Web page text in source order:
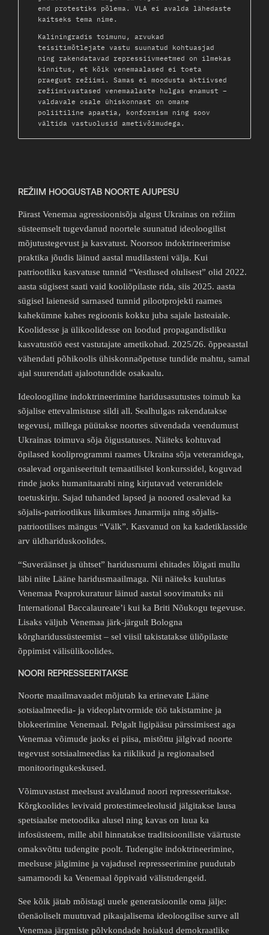
end protestiks põlema. VLA ei avalda lähedaste
kaitseks tema nime.
Kaliningradis toimunu, arvukad
teisitimõtlejate vastu suunatud kohtuasjad
ning rakendatavad repressiivmeetmed on ilmekas
kinnitus, et kõik venemaalased ei toeta
praegust režiimi. Samas ei moodusta aktiivsed
režiimivastased venemaalaste hulgas enamust –
valdavale osale ühiskonnast on omane
poliitiline apaatia, konformism ning soov
vältida vastuolusid ametivõimudega.
REŽIIM HOOGUSTAB NOORTE AJUPESU
Pärast Venemaa agressioonisõja algust Ukrainas on režiim
süsteemselt tugevdanud noortele suunatud ideoloogilist
mõjutustegevust ja kasvatust. Noorsoo indoktrineerimise
praktika jõudis läinud aastal mudilasteni välja. Kui
patriootliku kasvatuse tunnid “Vestlused olulisest” olid 2022.
aasta sügisest saati vaid kooliõpilaste rida, siis 2025. aasta
sügisel laienesid sarnased tunnid pilootprojekti raames
kahekümne kahes regioonis kokku juba sajale lasteaiale.
Koolidesse ja ülikoolidesse on loodud propagandistliku
kasvatustöö eest vastutajate ametikohad. 2025/26. õppeaastal
vähendati põhikoolis ühiskonnaõpetuse tundide mahtu, samal
ajal suurendati ajalootundide osakaalu.
Ideoloogiline indoktrineerimine haridusasutustes toimub ka
sõjalise ettevalmistuse sildi all. Sealhulgas rakendatakse
tegevusi, millega püütakse noortes süvendada veendumust
Ukrainas toimuva sõja õigustatuses. Näiteks kohtuvad
õpilased kooliprogrammi raames Ukraina sõja veteranidega,
osalevad organiseeritult temaatilistel konkurssidel, koguvad
rinde jaoks humanitaarabi ning kirjutavad veteranidele
toetuskirju. Sajad tuhanded lapsed ja noored osalevad ka
sõjalis-patriootlikus liikumises Junarmija ning sõjalis-
patriootilises mängus “Välk”. Kasvanud on ka kadetiklasside
arv üldhariduskoolides.
“Suveräänset ja ühtset” haridusruumi ehitades lõigati mullu
läbi niite Lääne haridusmaailmaga. Nii näiteks kuulutas
Venemaa Peaprokuratuur läinud aastal soovimatuks nii
International Baccalaureate’i kui ka Briti Nõukogu tegevuse.
Lisaks väljub Venemaa järk-järgult Bologna
kõrgharidussüsteemist – sel viisil takistatakse üliõpilaste
õppimist välisülikoolides.
NOORI REPRESSEERITAKSE
Noorte maailmavaadet mõjutab ka erinevate Lääne
sotsiaalmeedia- ja videoplatvormide töö takistamine ja
blokeerimine Venemaal. Pelgalt ligipääsu pärssimisest aga
Venemaa võimude jaoks ei piisa, mistõttu jälgivad noorte
tegevust sotsiaalmeedias ka riiklikud ja regionaalsed
monitooringukeskused.
Võimuvastast meelsust avaldanud noori represseeritakse.
Kõrgkoolides levivaid protestimeeleolusid jälgitakse lausa
spetsiaalse metoodika alusel ning kavas on luua ka
infosüsteem, mille abil hinnatakse traditsiooniliste väärtuste
omaksvõttu tudengite poolt. Tudengite indoktrineerimine,
meelsuse jälgimine ja vajadusel represseerimine puudutab
samamoodi ka Venemaal õppivaid välistudengeid.
See kõik jätab mõistagi uuele generatsioonile oma jälje:
tõenäoliselt muutuvad pikaajalisema ideoloogilise surve all
Venemaa järgmiste põlvkondade hoiakud demokraatlike